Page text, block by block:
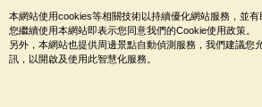
本網站使用cookies等相關技術以持續優化網站服務，並
您繼續使用本網站即表示您同意我們的Cookie使用政策。
另外，本網站也提供周邊景點自動偵測服務，我們建議您
訊，以開啟及使用此智慧化服務。